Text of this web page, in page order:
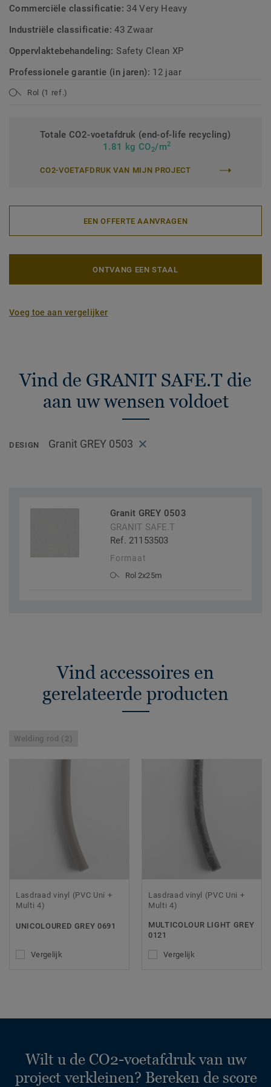
Commerciële classificatie: 34 Very Heavy
Industriële classificatie:43 Zwaar
Oppervlaktebehandeling:Safety Clean XP
Professionele garantie (in jaren): 12 jaar
Rol (1 ref.)
Totale CO2-voetafdruk (end-of-life recycling)
1.81 kg CO2/m2
CO2-VOETAFDRUK VAN MIJN PROJECT
EEN OFFERTE AANVRAGEN
ONTVANG EEN STAAL
Voeg toe aan vergelijker
Vind de GRANIT SAFE.T die
aan uw wensen voldoet
DESIGN Granit GREY 0503
Granit GREY 0503
GRANIT SAFE.T
Ref. 21153503
Formaat
Rol 2x25m
Vind accessoires en
gerelateerde producten
Welding rod (2)
Lasdraad vinyl (PVC Uni +
Multi 4)
UNICOLOURED GREY 0691
Vergelijk
Lasdraad vinyl (PVC Uni +
Multi 4)
MULTICOLOUR LIGHT GREY
0121
Vergelijk
Wilt u de CO2-voetafdruk van uw
project verkleinen? Bereken de score